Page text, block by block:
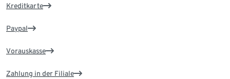
Kreditkarte
Paypal
Vorauskasse
Zahlung in der Filiale